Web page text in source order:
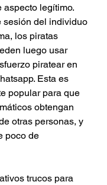
legítimo.
sesión del individuo
los piratas
luego usar
piratear en
Esta es
popular para que
obtengan
otras personas, y
poco de
trucos para